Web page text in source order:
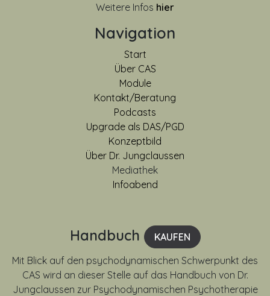
Weitere Infos hier
Navigation
Start
Über CAS
Module
Kontakt/Beratung
Podcasts
Upgrade als DAS/PGD
Konzeptbild
Über Dr. Jungclaussen
Mediathek
Infoabend
Handbuch
KAUFEN
Mit Blick auf den psychodynamischen Schwerpunkt des
CAS wird an dieser Stelle auf das Handbuch von Dr.
Jungclaussen zur Psychodynamischen Psychotherapie